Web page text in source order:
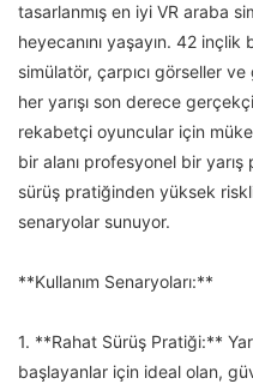
tasarlanmış en iyi VR araba
heyecanını yaşayın. 42
simülatör, çarpıcı görseller
her yarışı son derece
rekabetçi oyuncular için
bir alanı profesyonel bir
sürüş pratiğinden yüksek
senaryolar sunuyor.
**Kullanım Senaryoları:**
1. **Rahat Sürüş Pratiği:**
başlayanlar için ideal olan,